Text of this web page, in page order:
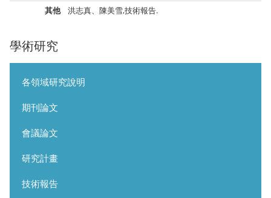
學術研究
各領域研究說明
期刊論文
會議論文
研究計畫
技術報告
其他
洪志真、陳美雪,技術報告.